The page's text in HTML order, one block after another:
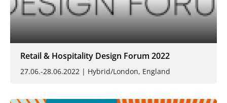
Retail & Hospitality Design Forum 2022
27.06.-28.06.2022 | Hybrid/London, England